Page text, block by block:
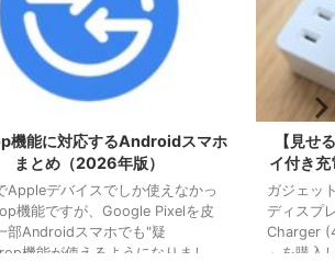
機能に対応するAndroidスマホ
まとめ（2026年版）
Appleデバイスでしか使えなかっ
機能ですが、Google Pixelを皮
部Androidスマホでも"疑
機能が使えるようになりまし
【見せ
イ付き
ガジェッ
ディスプ
Charger
」を購入